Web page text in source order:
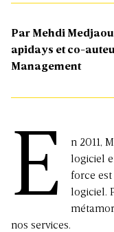
Par Mehdi
apidays et co-
Management
E
n 2011,
logiciel
force est
logiciel.
nos services.